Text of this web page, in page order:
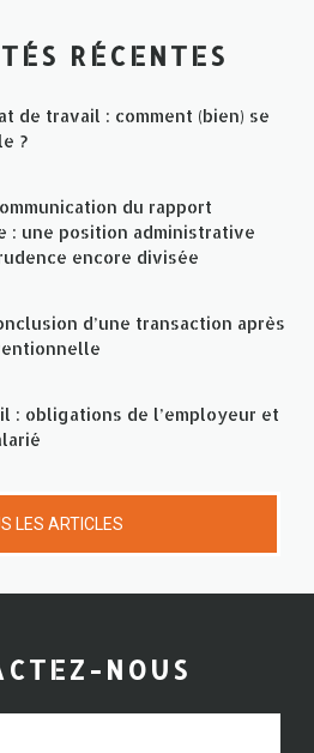
RÉCENTES
de travail : comment (bien) se
?
du rapport
: une position administrative
encore divisée
d’une transaction après
: obligations de l’employeur et
LES ARTICLES
NOUS